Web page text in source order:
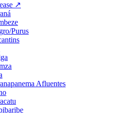
↗
Purus
Afluentes